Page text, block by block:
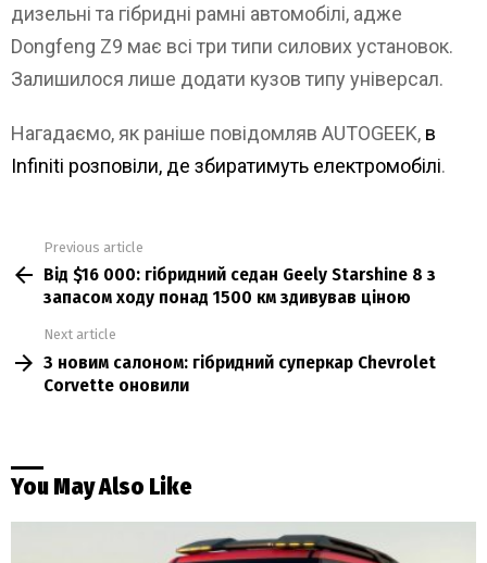
дизельні та гібридні рамні автомобілі, адже
Dongfeng Z9 має всі три типи силових установок.
Залишилося лише додати кузов типу універсал.
Нагадаємо, як раніше повідомляв AUTOGEEK, в
Infiniti розповіли, де збиратимуть електромобілі.
more
Previous article
Від $16 000: гібридний седан Geely Starshine 8 з
запасом ходу понад 1500 км здивував ціною
Next article
З новим салоном: гібридний суперкар Chevrolet
Corvette оновили
You May Also Like